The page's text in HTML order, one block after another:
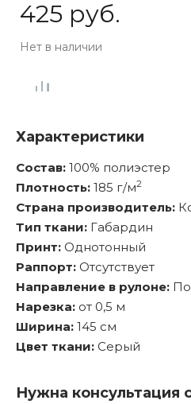
425 руб.
Нет в наличии
Характеристики
Состав: 100% полиэстер
Плотность: 185 г/м2
Страна производитель:
Тип ткани: Габардин
Принт: Однотонный
Раппорт: Отсутствует
Направление в рулоне:
Нарезка: от 0,5 м
Ширина: 145 см
Цвет ткани: Серый
Нужна консультация